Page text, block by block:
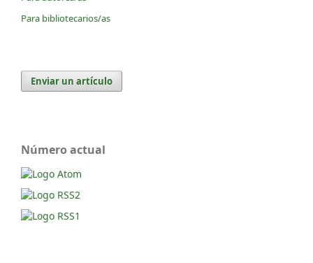
Para bibliotecarios/as
Enviar un artículo
Número actual